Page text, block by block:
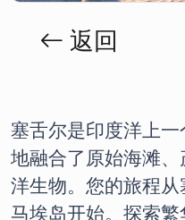
返回
塞舌尔是印度洋上
地融合了原始海滩
洋生物。您的旅程
马埃岛开始。探索